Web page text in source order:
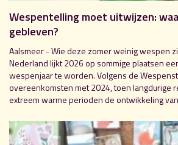
Wespentelling moet uitwijzen:
gebleven?
Aalsmeer - Wie deze zomer weinig wespen
Nederland lijkt 2026 op sommige plaatsen
wespenjaar te worden. Volgens de
overeenkomsten met 2024, toen langdurige
extreem warme perioden de ontwikkeling